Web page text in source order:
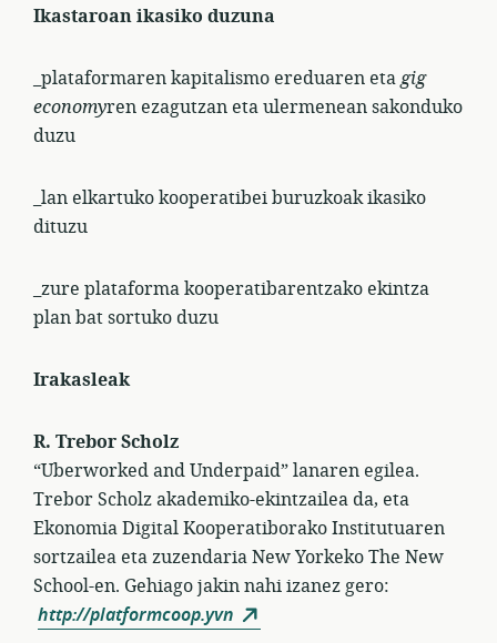
Ikastaroan ikasiko duzuna
_plataformaren kapitalismo ereduaren etagig
economyren ezagutzan eta ulermenean sakonduko
duzu
_lan elkartuko kooperatibei buruzkoak ikasiko
dituzu
_zure plataforma kooperatibarentzako ekintza
plan bat sortuko duzu
Irakasleak
R. Trebor Scholz
“Uberworked and Underpaid” lanaren egilea.
Trebor Scholz akademiko-ekintzailea da, eta
Ekonomia Digital Kooperatiborako Institutuaren
sortzailea eta zuzendaria New Yorkeko The New
School-en. Gehiago jakin nahi izanez gero:
http://platformcoop.yvn